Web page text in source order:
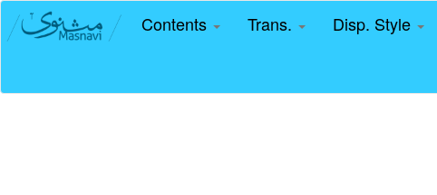
Contents Trans. Disp. Style